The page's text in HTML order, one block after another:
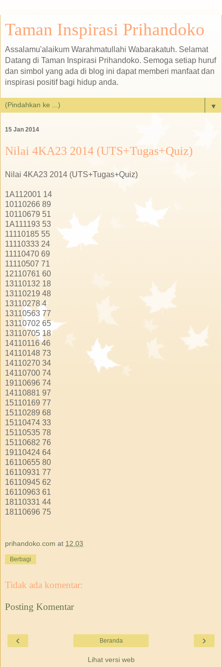
Taman Inspirasi Prihandoko
Assalamu'alaikum Warahmatullahi Wabarakatuh. Selamat
Datang di Taman Inspirasi Prihandoko. Semoga setiap huruf
dan simbol yang ada di blog ini dapat memberi manfaat dan
inspirasi positif bagi hidup anda.
▼
15 Jan 2014
Nilai 4KA23 2014 (UTS+Tugas+Quiz)
Nilai 4KA23 2014 (UTS+Tugas+Quiz)
1A112001 14
10110266 89
10110679 51
1A111193 53
11110185 55
11110333 24
11110470 69
11110507 71
12110761 60
13110132 18
13110219 48
13110278 4
13110563 77
13110702 65
13110705 18
14110116 46
14110148 73
14110270 34
14110700 74
19110696 74
14110881 97
15110169 77
15110289 68
15110474 33
15110535 78
15110682 76
19110424 64
16110655 80
16110931 77
16110945 62
16110963 61
18110331 44
18110696 75
prihandoko.com at 12.03
Berbagi
Tidak ada komentar:
Posting Komentar
‹ ›
Beranda
Lihat versi web